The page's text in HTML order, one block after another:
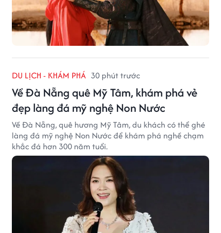
DU LỊCH - KHÁM PHÁ 30 phút trước
Về Đà Nẵng quê Mỹ Tâm, khám phá vẻ
đẹp làng đá mỹ nghệ Non Nước
Về Đà Nẵng, quê hương Mỹ Tâm, du khách có thể ghé
làng đá mỹ nghệ Non Nước để khám phá nghề chạm
khắc đá hơn 300 năm tuổi.